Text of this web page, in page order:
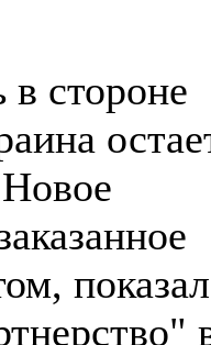
в стороне